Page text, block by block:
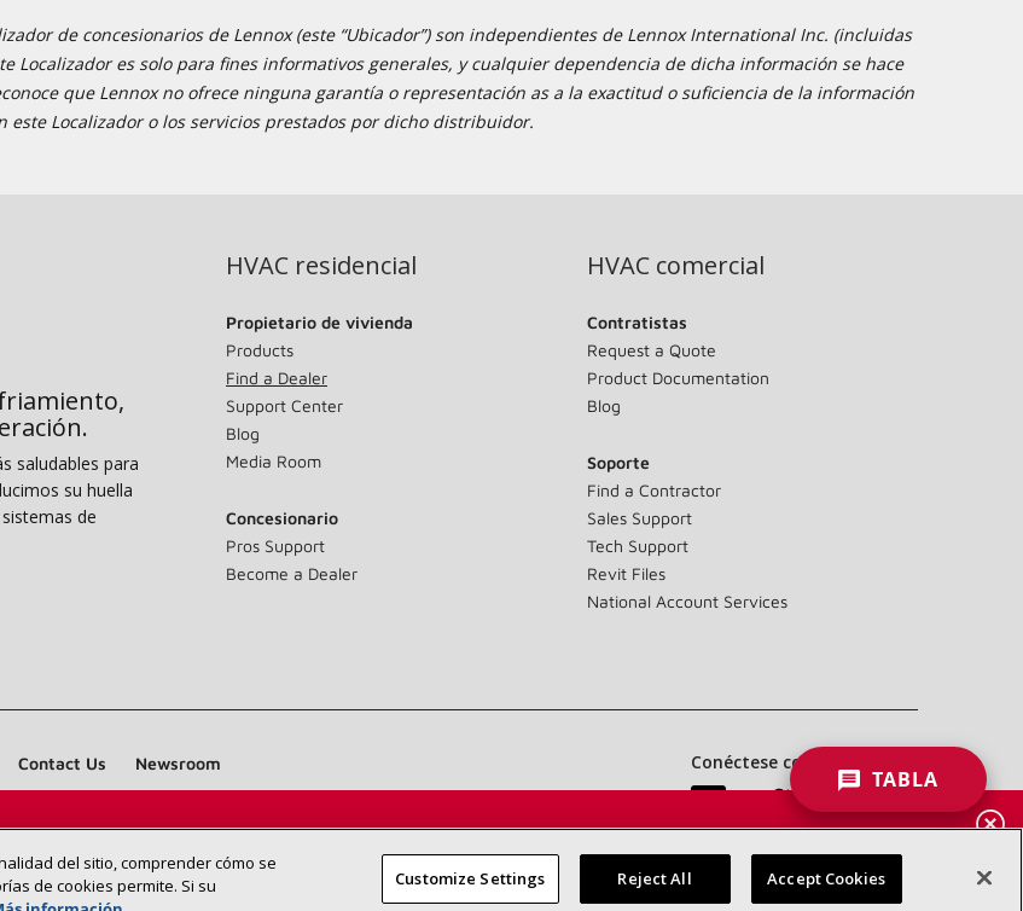
de concesionarios de Lennox (este “Ubicador”) son independientes de Lennox International Inc. (incluidas
Localizador es solo para fines informativos generales, y cualquier dependencia de dicha información se hace
que Lennox no ofrece ninguna garantía o representación as a la exactitud o suficiencia de la información
este Localizador o los servicios prestados por dicho distribuidor.
un concesionario Lennox
de usted
BUSCAR
CONCESIONARIOS
saludables para
su huella
de
HVAC residencial
Propietario de vivienda
Products
Find a Dealer
Support Center
Blog
Media Room
Concesionario
Pros Support
Become a Dealer
HVAC comercial
Contratistas
Request a Quote
Product Documentation
Blog
Soporte
Find a Contractor
Sales Support
Tech Support
Revit Files
National Account Services
Contact Us Newsroom Conéctese con nosotros:
TABLA
del sitio, comprender cómo se
de cookies permite. Si su
Customize Settings Reject All Accept Cookies